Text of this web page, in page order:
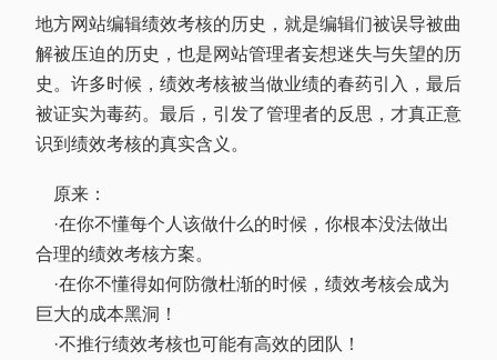
地方网站编辑绩效考核的历史，就是编辑们被误导被曲
解被压迫的历史，也是网站管理者妄想迷失与失望的历
史。许多时候，绩效考核被当做业绩的春药引入，最后
被证实为毒药。最后，引发了管理者的反思，才真正意
识到绩效考核的真实含义。
原来：
·在你不懂每个人该做什么的时候，你根本没法做出
合理的绩效考核方案。
·在你不懂得如何防微杜渐的时候，绩效考核会成为
巨大的成本黑洞！
·不推行绩效考核也可能有高效的团队！